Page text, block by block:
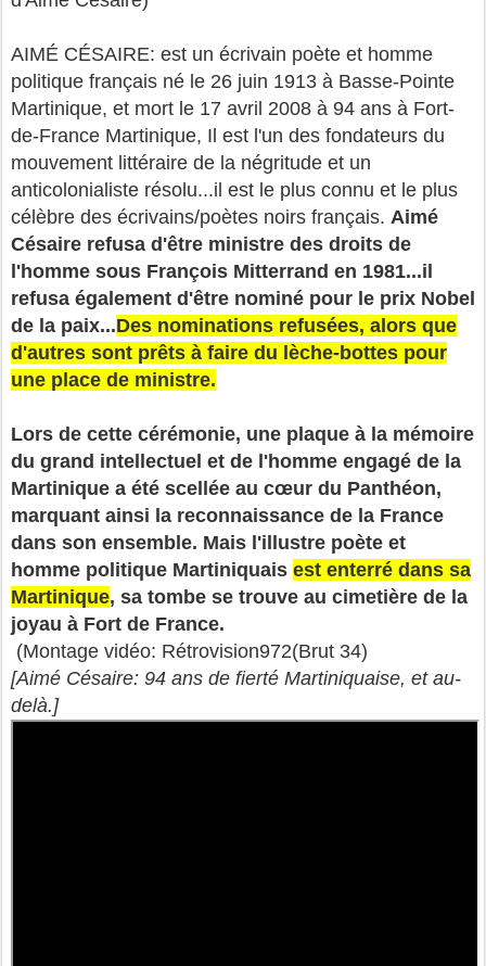
AIMÉ CÉSAIRE: est un écrivain poète et homme
politique français né le 26 juin 1913 à Basse-Pointe
Martinique, et mort le 17 avril 2008 à 94 ans à Fort-
de-France Martinique, Il est l'un des fondateurs du
mouvement littéraire de la négritude et un
anticolonialiste résolu...il est le plus connu et le plus
célèbre des écrivains/poètes noirs français. Aimé
Césaire refusa d'être ministre des droits de
l'homme sous François Mitterrand en 1981...il
refusa également d'être nominé pour le prix Nobel
de la paix...Des nominations refusées, alors que
d'autres sont prêts à faire du lèche-bottes pour
une place de ministre.
Lors de cette cérémonie, une plaque à la mémoire
du grand intellectuel et de l'homme engagé de la
Martinique a été scellée au cœur du Panthéon,
marquant ainsi la reconnaissance de la France
dans son ensemble. Mais l'illustre poète et
homme politique Martiniquais est enterré dans sa
Martinique, sa tombe se trouve au cimetière de la
joyau à Fort de France.
(Montage vidéo: Rétrovision972(Brut 34)
[Aimé Césaire: 94 ans de fierté Martiniquaise, et au-
delà.]